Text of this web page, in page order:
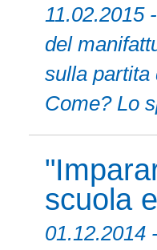
11.02.2015
del
sulla partita
Come? Lo
scuola
01.12.2014